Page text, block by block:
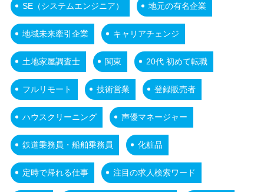
SE（システムエンジニア） 地元の有名企業
地域未来牽引企業 キャリアチェンジ
土地家屋調査士 関東 20代 初めて転職
フルリモート 技術営業 登録販売者
ハウスクリーニング 声優マネージャー
鉄道乗務員・船舶乗務員 化粧品
定時で帰れる仕事 注目の求人検索ワード